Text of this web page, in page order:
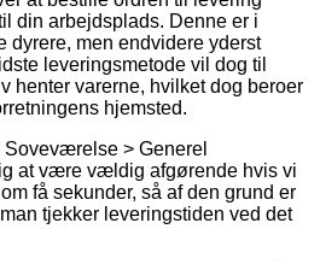
din arbejdsplads. Denne er i
men endvidere yderst
leveringsmetode vil dog til
henter varerne, hvilket dog beroer
hjemsted.
> Generel
at være vældig afgørende hvis vi
få sekunder, så af den grund er
tjekker leveringstiden ved det